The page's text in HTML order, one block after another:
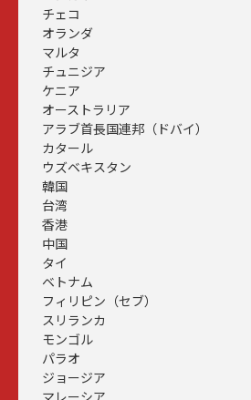
チェコ
オランダ
マルタ
チュニジア
ケニア
オーストラリア
アラブ首長国連邦（ドバイ）
カタール
ウズベキスタン
韓国
台湾
香港
中国
タイ
ベトナム
フィリピン（セブ）
スリランカ
モンゴル
パラオ
ジョージア